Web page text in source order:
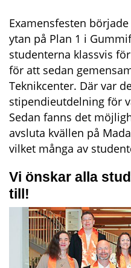
Examensfesten
ytan på Plan 1 i
studenterna klassvis
för att sedan
Teknikcenter. Där var
stipendieutdelning för
Sedan fanns det
avsluta kvällen på
vilket många av
Vi önskar alla
till!